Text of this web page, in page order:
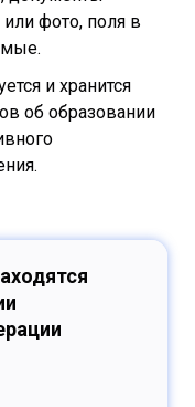
фото, поля в
и хранится
об образовании